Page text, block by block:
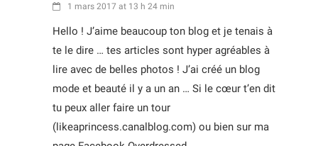
1 mars 2017 at 13 h 24 min
Hello ! J’aime beaucoup ton blog et je tenais à
te le dire … tes articles sont hyper agréables à
lire avec de belles photos ! J’ai créé un blog
mode et beauté il y a un an … Si le cœur t’en dit
tu peux aller faire un tour
(likeaprincess.canalblog.com) ou bien sur ma